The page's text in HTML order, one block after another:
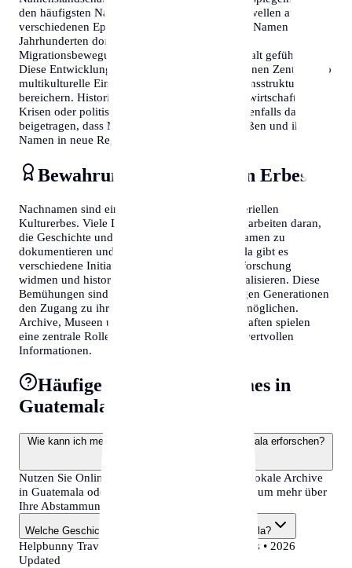
den häufigsten Nachnamen oft Einwanderungswellen aus
verschiedenen Epochen wider. Während einige Namen seit
Jahrhunderten dominant sind, haben neuere
Migrationsbewegungen zu einer größeren Vielfalt geführt.
Diese Entwicklung zeigt sich besonders in urbanen Zentren, wo
multikulturelle Einflüsse die traditionelle Namensstruktur
bereichern. Historische Ereignisse wie Kriege, wirtschaftliche
Krisen oder politische Umwälzungen haben ebenfalls dazu
beigetragen, dass Menschen ihre Heimat verließen und ihre
Namen in neue Regionen brachten.
Bewahrung des kulturellen Erbes
Nachnamen sind ein wichtiger Teil des immateriellen
Kulturerbes. Viele Länder und Organisationen arbeiten daran,
die Geschichte und Bedeutung von Familiennamen zu
dokumentieren und zu bewahren. In Guatemala gibt es
verschiedene Initiativen, die sich der Namensforschung
widmen und historische Aufzeichnungen digitalisieren. Diese
Bemühungen sind entscheidend, um zukünftigen Generationen
den Zugang zu ihrer Familiengeschichte zu ermöglichen.
Archive, Museen und genealogische Gesellschaften spielen
eine zentrale Rolle bei der Bewahrung dieser wertvollen
Informationen.
Häufige Fragen zu surnames in
Guatemala
Wie kann ich meine familiären Wurzeln in Guatemala erforschen?
Nutzen Sie Online-Datenbanken, besuchen Sie lokale Archive
in Guatemala oder machen Sie einen DNA-Test, um mehr über
Ihre Abstammung zu erfahren.
Welche Geschichte haben Nachnamen in Guatemala?
Helpbunny Travel Guide • surnames • 2026
Updated